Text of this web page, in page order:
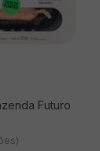
Futuro